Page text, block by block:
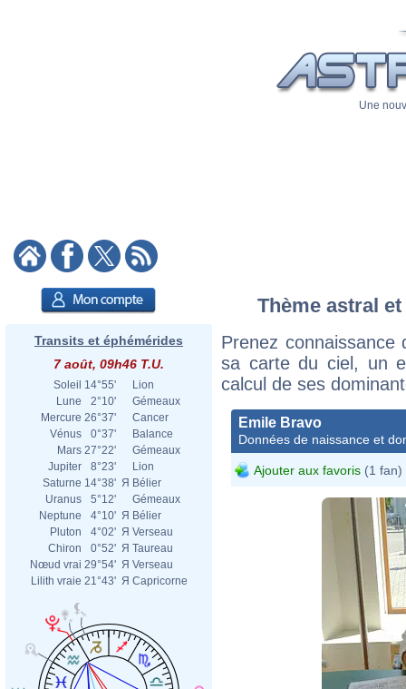
Une
Transits et éphémérides
7 août, 09h46 T.U.
Soleil 14°55'
Lion
Lune
2°10'
Gémeaux
Mercure 26°37'
Cancer
Vénus
0°37'
Balance
Mars 27°22'
Gémeaux
Jupiter
8°23'
Lion
Saturne 14°38' Я Bélier
Uranus
5°12'
Gémeaux
Neptune
4°10' Я Bélier
Pluton
4°02' Я Verseau
Chiron
0°52' Я Taureau
Nœud vrai 29°54' Я Verseau
Lilith vraie 21°43' Я Capricorne
Thème astral
Prenez
sa carte du ciel, un
calcul de ses
Emile Bravo
Données de naissance et
Ajouter aux favoris (1 fan)